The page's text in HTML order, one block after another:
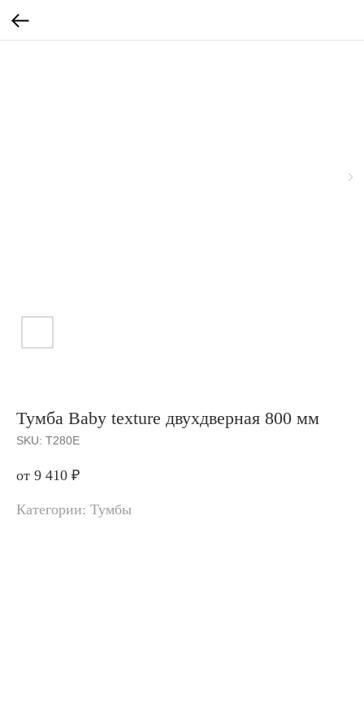
Тумба Baby texture двухдверная 800 мм
SKU: T280E
от 9 410 ₽
Категории: Тумбы